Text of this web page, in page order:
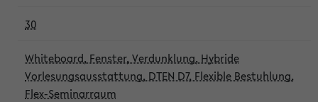
30
Whiteboard, Fenster, Verdunklung, Hybride
Vorlesungsausstattung, DTEN D7, Flexible Bestuhlung,
Flex-Seminarraum